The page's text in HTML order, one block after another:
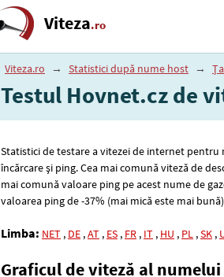
Viteza.ro
Viteza.ro → Statistici după nume host →
Testul Hovnet.cz de
Statistici de testare a vitezei de internet
încărcare și ping. Cea mai comună viteză de
mai comună valoare ping pe acest nume de
valoarea ping de -37% (mai mică este mai
Limba: NET , DE ,AT , ES , FR , IT , HU , PL ,SK ,
Graficul de viteză al numelui